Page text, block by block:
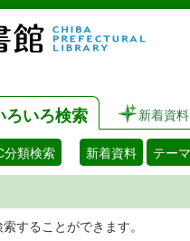
ろいろ検索 新着資料
分類検索 新着資料 テー
することができます。